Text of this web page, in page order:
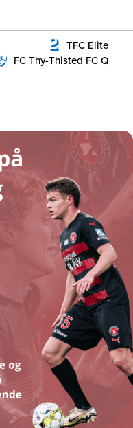
TFC Elite
FC Thy-Thisted FC Q